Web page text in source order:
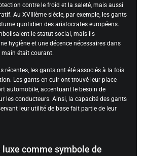
contre le froid et la saleté, mais aussi
Au XVIIIème siècle, par exemple, les gants
quotidien des aristocrates européens.
le statut social, mais ils
hygiène et une décence nécessaires dans
main était courant.
récentes, les gants ont été associés à la fois
Les gants en cuir ont trouvé leur place
automobile, accentuant le besoin de
les conducteurs. Ainsi, la capacité des gants
leur utilité de base fait partie de leur
luxe comme symbole de